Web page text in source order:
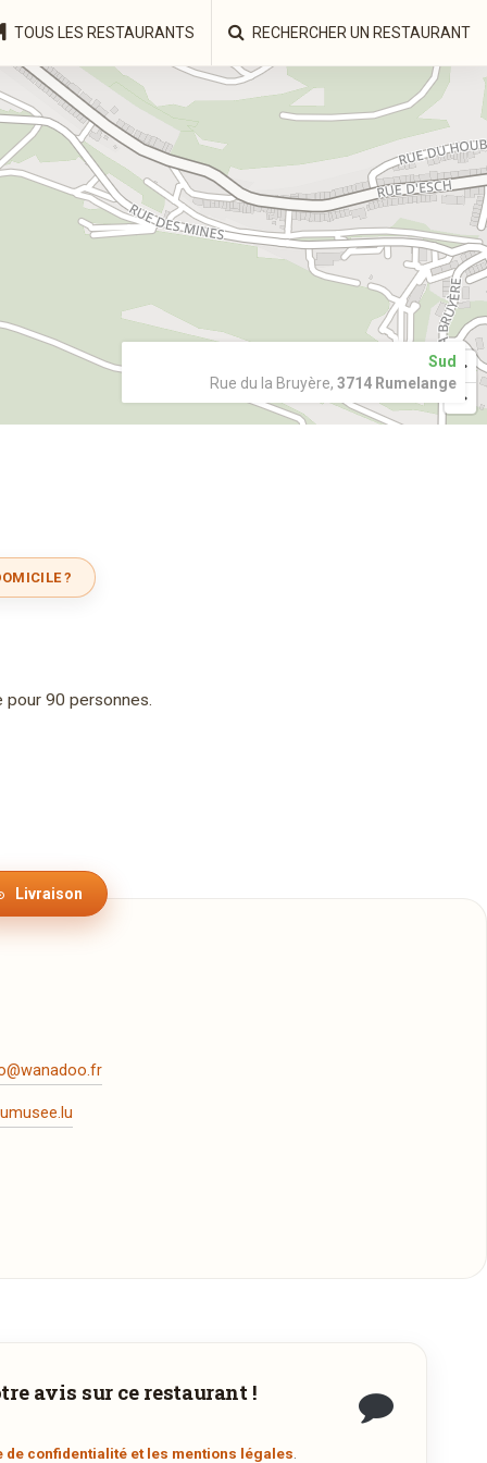
TOUS LES RESTAURANTS RECHERCHER UN RESTAURANT
Sud
Rue du la Bruyère, 3714 Rumelange
?
pour 90 personnes.
Livraison
avis sur ce restaurant !
de confidentialité et les mentions légales